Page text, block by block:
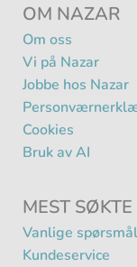
OM NAZAR
Om oss
Vi på Nazar
Jobbe hos Nazar
Cookies
Bruk av AI
MEST SØKTE
Vanlige spørsmål
Kundeservice